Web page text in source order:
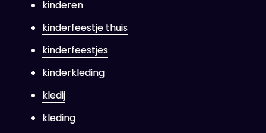
kinderen
kinderfeestje thuis
kinderfeestjes
kinderkleding
kledij
kleding